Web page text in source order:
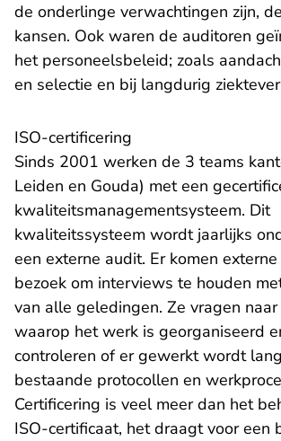
de onderlinge verwachtingen zijn,
kansen. Ook waren de auditoren
het personeelsbeleid; zoals
en selectie en bij langdurig
ISO-certificering
Sinds 2001 werken de 3 teams
Leiden en Gouda) met een
kwaliteitsmanagementsysteem. Dit
kwaliteitssysteem wordt jaarlijks
een externe audit. Er komen
bezoek om interviews te houden
van alle geledingen. Ze vragen
waarop het werk is georganiseerd
controleren of er gewerkt wordt
bestaande protocollen en
Certificering is veel meer dan het
ISO-certificaat, het draagt voor een